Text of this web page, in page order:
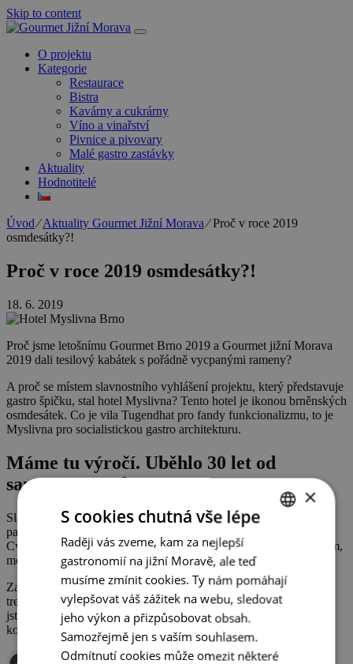
Skip to content
O projektu
Kategorie
Restaurace
Bistra
Kavárny a cukrárny
Víno a vinařství
Pivnice a pivovary
Malé gastro zastávky
Aktuality
Hodnotitelé
Úvod⁄Aktuality Gourmet Jižní Morava⁄Proč v roce 2019
osmdesátky?!
Proč v roce 2019 osmdesátky?!
18. 6. 2019
Proč jsme letošnímu Gourmet Brno 2019 a Gourmet jižní Morava
2019 dali tesilový kabátek s pořádně vycpanými rameny?
A proč se místem slavnostního vyhlášení projektu, který představuje
gastro špičku, stal hotel Myslivna? Tento hotel je ikonou brněnských
osmdesátek. Co je vila Tugendhat pro fandy funkcionalizmu, to je
Myslivna pro socialistickou gastro architekturu.
Máme tu výročí. Uběhlo 30 let od
sametové revoluce!
Slavíme a vezeme se na vlně retra. 80. léta jsou dávno pryč, ale
pamětníci nikdy nezapomenou na křiklavě barevné legíny
Cvičme v rytme, „plesnivé“ mrkváče a pásky s obří sponou. Mňam,
móda k nakousnutí…
Zaregistrovali jste, že zrovna loni se do módy ve velkém vrátily
trendy osmdesátých let? A přežily až do letoška. Tak co – vytáhli
jste z kumbálu zaprášenou relikvii puntíkatých šatů, nebo jste si
koupili fungl nový kousek pošitý flitry?
GERMAN
×
S cookies chutná vše lépe
Raději vás zveme, kam za nejlepší
gastronomií na jižní Moravě, ale teď
musíme zmínit cookies. Ty nám pomáhají
vylepšovat váš zážitek na webu, sledovat
jeho výkon a přizpůsobovat obsah.
Samozřejmě jen s vaším souhlasem.
Odmítnutí cookies může omezit některé